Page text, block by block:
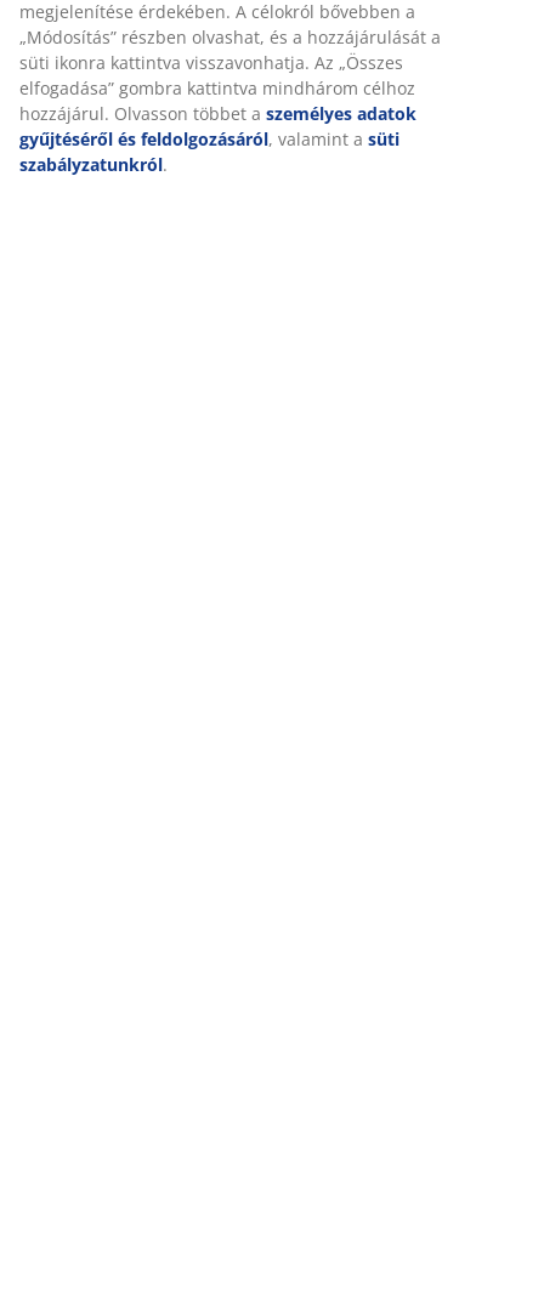
megjelenítése érdekében. A célokról bővebben a
„Módosítás” részben olvashat, és a hozzájárulását a
süti ikonra kattintva visszavonhatja. Az „Összes
elfogadása” gombra kattintva mindhárom célhoz
hozzájárul. Olvasson többet a személyes adatok
gyűjtéséről és feldolgozásáról, valamint a süti
szabályzatunkról.